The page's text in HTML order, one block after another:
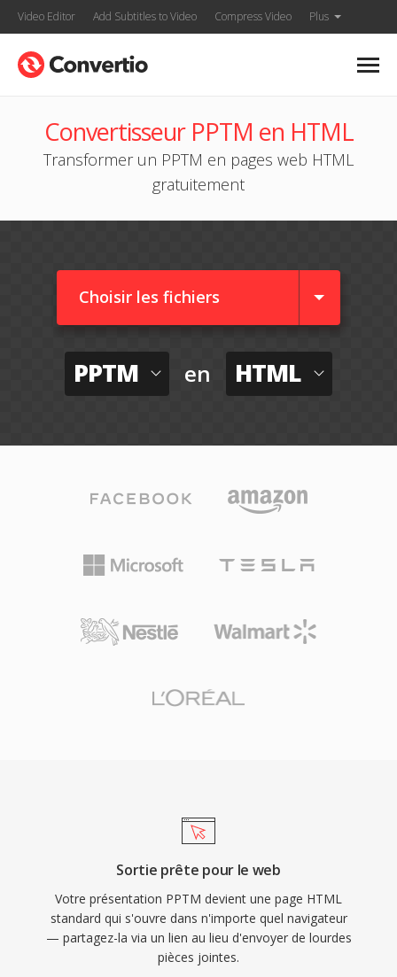
Video Editor Add Subtitles to Video Compress Video Plus
Convertisseur PPTM en HTML
Transformer un PPTM en pages web HTML
gratuitement
Choisir les fichiers
PPTM en HTML
Sortie prête pour le web
Votre présentation PPTM devient une page HTML
standard qui s'ouvre dans n'importe quel navigateur
— partagez-la via un lien au lieu d'envoyer de lourdes
pièces jointes.